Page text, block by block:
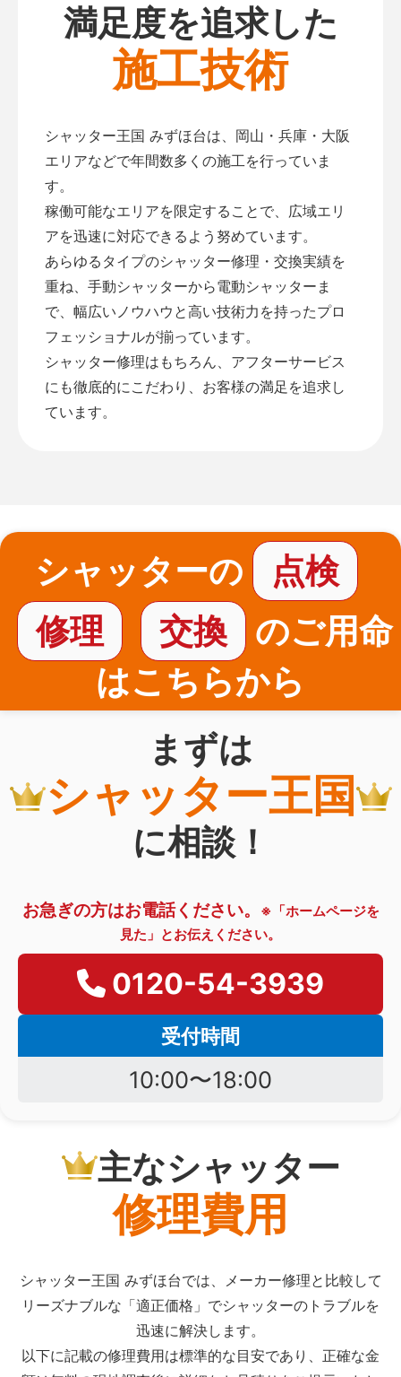
満足度を追求した
施工技術
シャッター王国 みずほ台は、岡山・兵庫・大阪
エリアなどで年間数多くの施工を行っていま
す。
稼働可能なエリアを限定することで、広域エリ
アを迅速に対応できるよう努めています。
あらゆるタイプのシャッター修理・交換実績を
重ね、手動シャッターから電動シャッターま
で、幅広いノウハウと高い技術力を持ったプロ
フェッショナルが揃っています。
シャッター修理はもちろん、アフターサービス
にも徹底的にこだわり、お客様の満足を追求し
ています。
シャッターの
点検
修理
交換
のご用命
はこちらから
まずは
シャッター王国
に相談！
お急ぎの方はお電話ください。
※「ホームページを
見た」とお伝えください。
0120-54-3939
受付時間
10:00〜18:00
主なシャッター
修理費用
シャッター王国 みずほ台では、メーカー修理と比較して
リーズナブルな「適正価格」でシャッターのトラブルを
迅速に解決します。
以下に記載の修理費用は標準的な目安であり、正確な金